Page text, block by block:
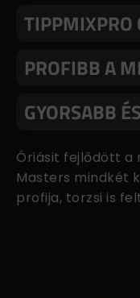
TIPPMIXPRO
PROFIBB A
GYORSABB
Óriásit fejlődött a
Masters mindkét
profija, torzsi is